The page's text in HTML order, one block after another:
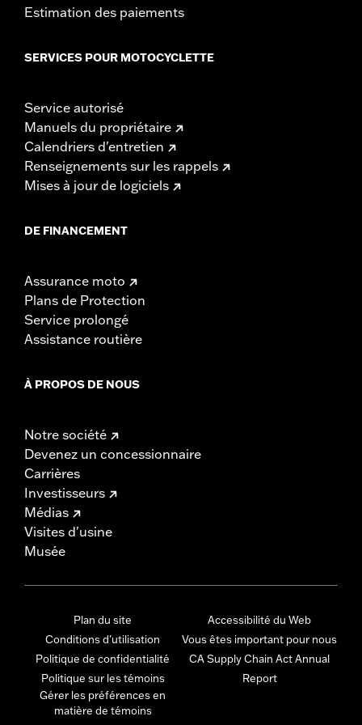
Estimation des paiements
SERVICES POUR MOTOCYCLETTE
Service autorisé
Manuels du propriétaire
Calendriers d'entretien
Renseignements sur les rappels
Mises à jour de logiciels
DE FINANCEMENT
Assurance moto
Plans de Protection
Service prolongé
Assistance routière
À PROPOS DE NOUS
Notre société
Devenez un concessionnaire
Carrières
Investisseurs
Médias
Visites d'usine
Musée
Plan du site
Conditions d'utilisation
Politique de confidentialité
Politique sur les témoins
Gérer les préférences en
matière de témoins
Accessibilité du Web
Vous êtes important pour nous
CA Supply Chain Act Annual
Report